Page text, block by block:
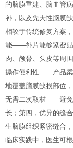
的脑膜重建、脑血管
补，以及先天性脑膜
相较于传统修复方案
能——补片能够紧密贴
肉、颅骨、头皮等周
操作便利性——产品柔
地覆盖脑膜缺损部位
无需二次取材——避免
长；第四，优异的缝
生脑膜组织紧密缝合
临床实践中，医生可